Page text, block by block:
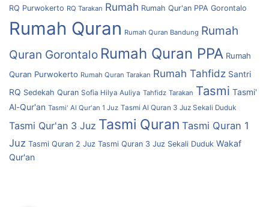
RQ Purwokerto RQ Tarakan Rumah Rumah Qur'an PPA Gorontalo
Rumah Quran Rumah Quran Bandung Rumah
Quran Gorontalo Rumah Quran PPA Rumah
Quran Purwokerto Rumah Quran Tarakan Rumah Tahfidz Santri
RQ Sedekah Quran Sofia Hilya Auliya Tahfidz Tarakan Tasmi Tasmi'
Al-Qur'an Tasmi' Al Qur'an 1 Juz Tasmi Al Quran 3 Juz Sekali Duduk
Tasmi Qur'an 3 Juz Tasmi Quran Tasmi Quran 1
Juz Tasmi Quran 2 Juz Tasmi Quran 3 Juz Sekali Duduk Wakaf
Qur'an